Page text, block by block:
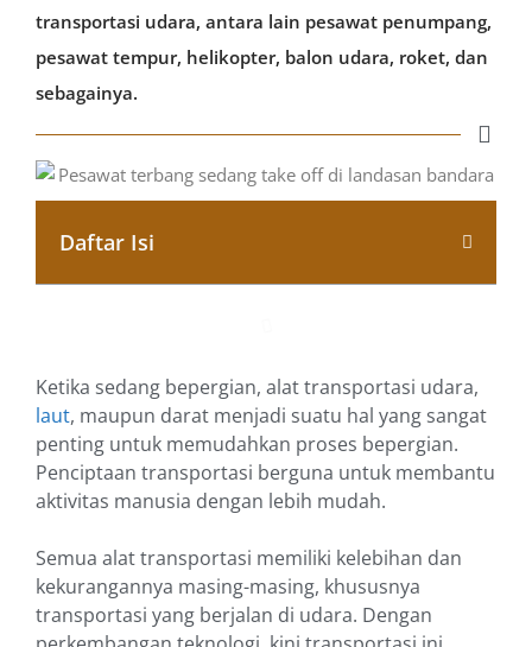
transportasi udara, antara lain pesawat penumpang,
pesawat tempur, helikopter, balon udara, roket, dan
sebagainya.
Daftar Isi
Ketika sedang bepergian, alat transportasi udara,
laut, maupun darat menjadi suatu hal yang sangat
penting untuk memudahkan proses bepergian.
Penciptaan transportasi berguna untuk membantu
aktivitas manusia dengan lebih mudah.
Semua alat transportasi memiliki kelebihan dan
kekurangannya masing-masing, khususnya
transportasi yang berjalan di udara. Dengan